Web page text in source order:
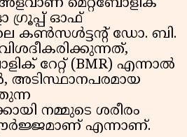
മെറ്റബോളിക്
ഗ്രൂപ്പ് ഓഫ്
കൺസൾട്ടൻ്റ് ഡോ. ബി.
റേറ്റ് (BMR) എന്നാൽ
അടിസ്ഥാനപരമായ
നമ്മുടെ ശരീരം
എന്നാണ്.